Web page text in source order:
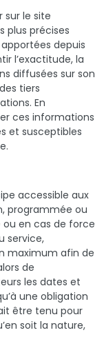
sur le site
plus précises
depuis
l’exactitude, la
diffusées sur son
tiers
En
ces informations
et susceptibles
accessible aux
programmée ou
ou en cas de force
service,
maximum afin de
de
les dates et
une obligation
être tenu pour
soit la nature,